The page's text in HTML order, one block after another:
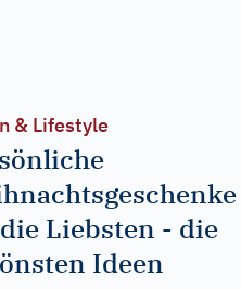
& Lifestyle
Liebsten - die
Ideen